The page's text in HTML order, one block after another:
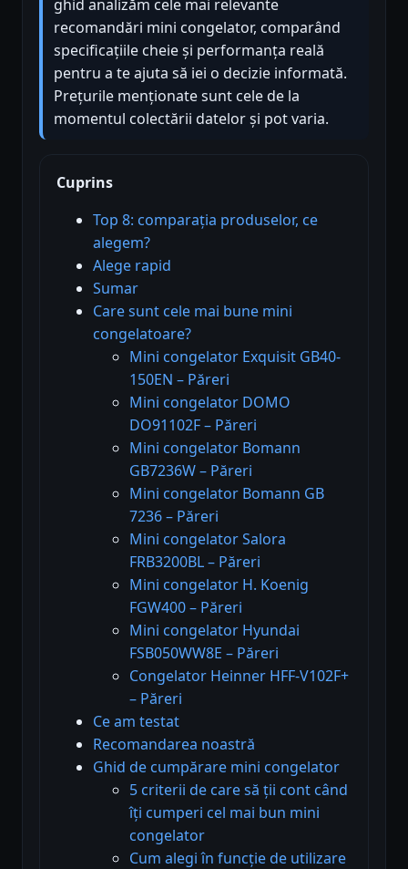
ghid analizăm cele mai relevante
recomandări mini congelator, comparând
specificațiile cheie și performanța reală
pentru a te ajuta să iei o decizie informată.
Prețurile menționate sunt cele de la
momentul colectării datelor și pot varia.
Cuprins
Top 8: comparația produselor, ce
alegem?
Alege rapid
Sumar
Care sunt cele mai bune mini
congelatoare?
Mini congelator Exquisit GB40-
150EN – Păreri
Mini congelator DOMO
DO91102F – Păreri
Mini congelator Bomann
GB7236W – Păreri
Mini congelator Bomann GB
7236 – Păreri
Mini congelator Salora
FRB3200BL – Păreri
Mini congelator H. Koenig
FGW400 – Păreri
Mini congelator Hyundai
FSB050WW8E – Păreri
Congelator Heinner HFF-V102F+
– Păreri
Ce am testat
Recomandarea noastră
Ghid de cumpărare mini congelator
5 criterii de care să ții cont când
îți cumperi cel mai bun mini
congelator
Cum alegi în funcție de utilizare